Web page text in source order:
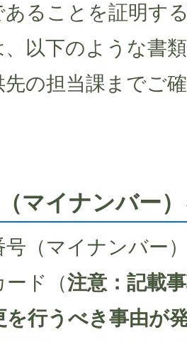
あることを証明す
以下のような書
先の担当課までご
マイナンバー
号（マイナンバー
ード（注意：記載
を行うべき事由が